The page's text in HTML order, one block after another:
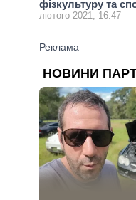
фізкультуру та
лютого 2021, 16:47